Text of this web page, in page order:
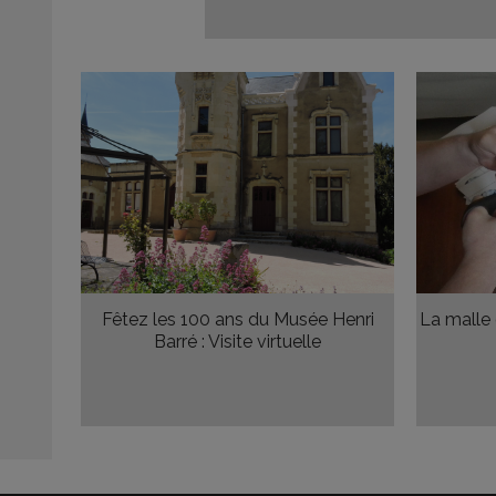
Fêtez les 100 ans du Musée Henri
Barré : Visite virtuelle
La malle